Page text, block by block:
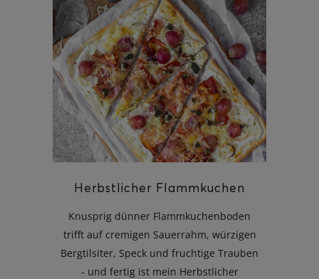
Herbstlicher Flammkuchen
Knusprig dünner Flammkuchenboden
trifft auf cremigen Sauerrahm, würzigen
Bergtilsiter, Speck und fruchtige Trauben
- und fertig ist mein Herbstlicher